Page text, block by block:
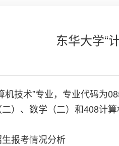
东华大学“
机技术”专业，专业代码为
）、数学（二）和408计算
报考情况分析